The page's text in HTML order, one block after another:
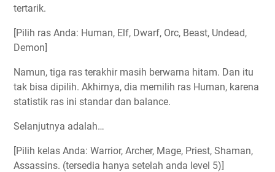
tertarik.
[Pilih ras Anda: Human, Elf, Dwarf, Orc, Beast, Undead,
Demon]
Namun, tiga ras terakhir masih berwarna hitam. Dan itu
tak bisa dipilih. Akhirnya, dia memilih ras Human, karena
statistik ras ini standar dan balance.
Selanjutnya adalah…
[Pilih kelas Anda: Warrior, Archer, Mage, Priest, Shaman,
Assassins. (tersedia hanya setelah anda level 5)]